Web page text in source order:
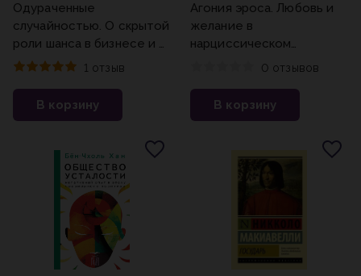
Одураченные
случайностью. О скрытой
роли шанса в бизнесе и в
жизни
1 отзыв
В корзину
Агония эроса. Любовь и
желание в
нарциссическом
0 отзывов
В корзину